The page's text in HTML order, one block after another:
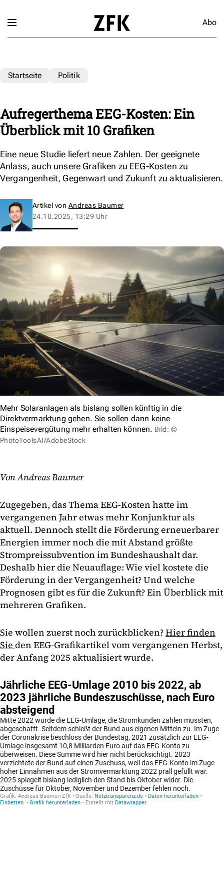
Abo
Startseite Politik
Aufregerthema EEG-Kosten: Ein
Überblick mit 10 Grafiken
Eine neue Studie liefert neue Zahlen. Der geeignete
Anlass, auch unsere Grafiken zu EEG-Kosten zu
Vergangenheit, Gegenwart und Zukunft zu aktualisieren.
Artikel von Andreas Baumer
24.10.2025, 13:29 Uhr
Mehr Solaranlagen als bislang sollen künftig in die
Direktvermarktung gehen. Sie sollen dann keine
Einspeisevergütung mehr erhalten können. Bild: ©
PhotoToolsAI/AdobeStock
Von Andreas Baumer
Zugegeben, das Thema EEG-Kosten hatte im
vergangenen Jahr etwas mehr Konjunktur als
aktuell. Dennoch stellt die Förderung erneuerbarer
Energien immer noch die mit Abstand größte
Strompreissubvention im Bundeshaushalt dar.
Deshalb hier die Neuauflage: Wie viel kostete die
Förderung in der Vergangenheit? Und welche
Prognosen gibt es für die Zukunft? Ein Überblick mit
mehreren Grafiken.
Sie wollen zuerst noch zurückblicken?Hier finden
Sie den EEG-Grafikartikel vom vergangenen Herbst,
der Anfang 2025 aktualisiert wurde.